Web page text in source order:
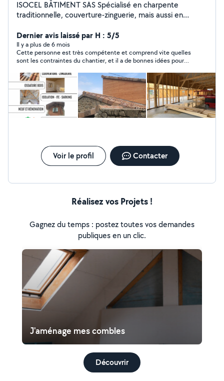
ISOCEL BÂTIMENT SAS Spécialisé en charpente
traditionnelle, couverture-zinguerie, mais aussi en
tout corps d'état, construction d'habitations et de
bâtiments à ossature bois et matériaux naturels, mon
expérience et ma rigueur de mise en œuvre apportent à
mes chantiers une qualité de finition irréprochable, avec
un travail effectué dans les règles de l'art. Travaux
réalisés exclusivement en matériaux naturels et
biosourcés, dans le respect des nouvelles conditions
biologiques et énergétiques. Afin de voir les différentes
prestations proposées , vous pouvez consulter : le site
Dernier avis laissé par H : 5/5
Il y a plus de 6 mois
Cette personne est très compétente et comprend vite quelles
sont les contraintes du chantier, et il a de bonnes idées pour
sympathique.
Voir le profil Contacter
Réalisez vos Projets !
Gagnez du temps : postez toutes vos demandes
publiques en un clic.
J'aménage mes combles
Découvrir